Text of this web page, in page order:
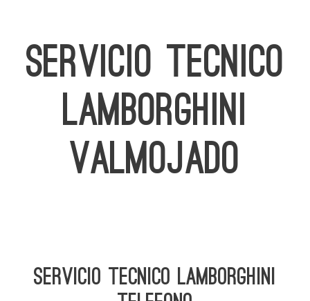
SERVICIO TECNICO
LAMBORGHINI
VALMOJADO
Servicio Tecnico Lamborghini